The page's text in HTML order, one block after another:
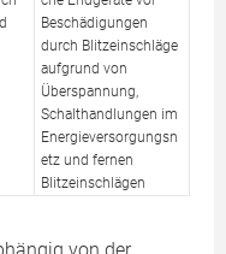
Beschädigungen
durch Blitzeinschläge
aufgrund von
Überspannung,
Schalthandlungen im
Energieversorgungsn
etz und fernen
Blitzeinschlägen